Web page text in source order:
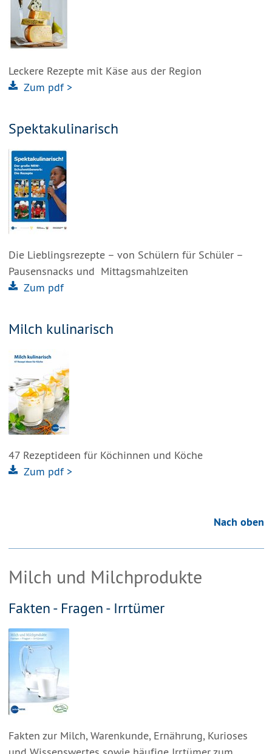
Leckere Rezepte mit Käse aus der Region
Zum pdf >
Spektakulinarisch
Die Lieblingsrezepte – von Schülern für Schüler –
Pausensnacks und Mittagsmahlzeiten
Zum pdf
Milch kulinarisch
47 Rezeptideen für Köchinnen und Köche
Zum pdf >
Nach oben
Milch und Milchprodukte
Fakten - Fragen - Irrtümer
Fakten zur Milch, Warenkunde, Ernährung, Kurioses